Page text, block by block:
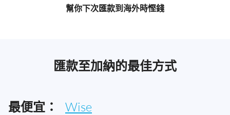
幫你下次匯款到海外時慳錢
匯款至加納的最佳方式
最便宜： Wise